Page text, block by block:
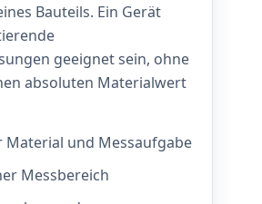
Bauteils. Ein Gerät
geeignet sein, ohne
absoluten Materialwert
Material und Messaufgabe
Messbereich